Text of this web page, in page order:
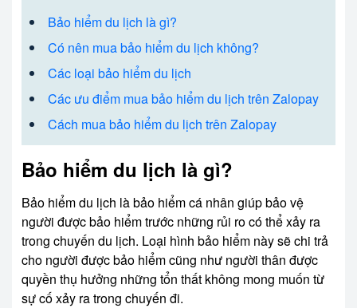
Bảo hiểm du lịch là gì?
Có nên mua bảo hiểm du lịch không?
Các loại bảo hiểm du lịch
Các ưu điểm mua bảo hiểm du lịch trên Zalopay
Cách mua bảo hiểm du lịch trên Zalopay
Bảo hiểm du lịch là gì?
Bảo hiểm du lịch là bảo hiểm cá nhân giúp bảo vệ
người được bảo hiểm trước những rủi ro có thể xảy ra
trong chuyến du lịch. Loại hình bảo hiểm này sẽ chi trả
cho người được bảo hiểm cũng như người thân được
quyền thụ hưởng những tổn thất không mong muốn từ
sự cố xảy ra trong chuyến đi.